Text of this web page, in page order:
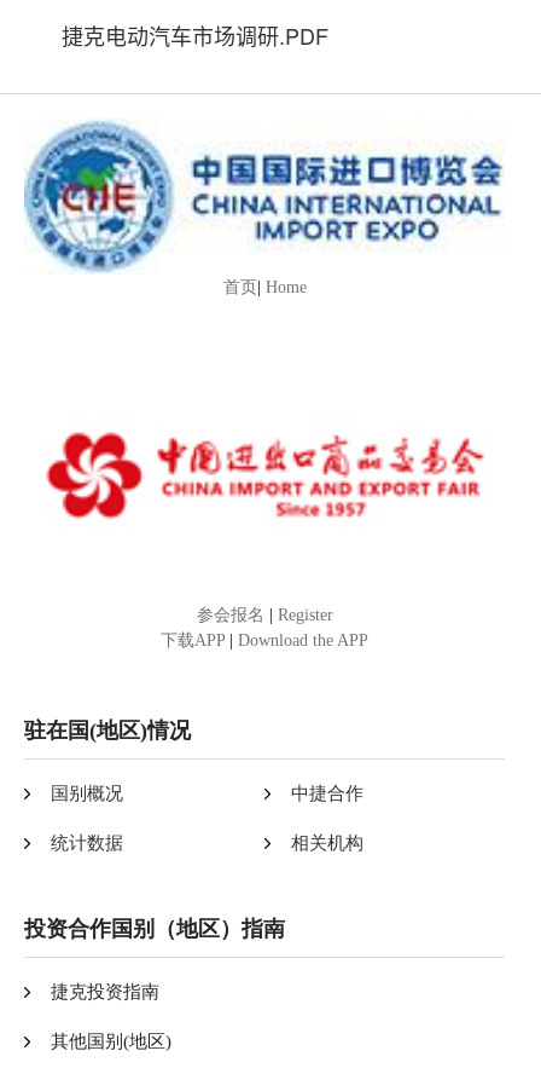
捷克电动汽车市场调研.PDF
首页| Home
参会报名
Register
下载APP
Download the APP
驻在国(地区)情况
国别概况 中捷合作
统计数据 相关机构
投资合作国别（地区）指南
捷克投资指南
其他国别(地区)